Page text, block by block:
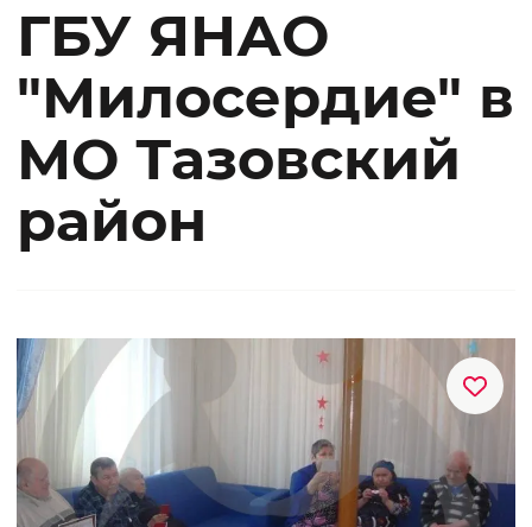
ГБУ ЯНАО
"Милосердие" в
МО Тазовский
район